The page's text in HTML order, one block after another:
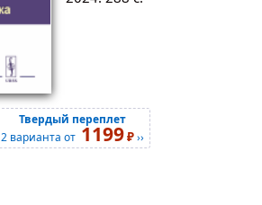
Твердый переплет
2 варианта от 1199₽››